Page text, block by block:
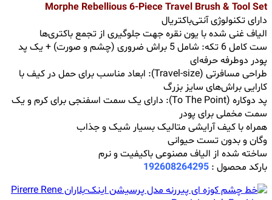
Morphe Rebellious 6-Piece Travel Brush & Tool Set
دارای تکنولوژی آنتی‌باکتریال
الیاف غنی شده با یون نقره جهت جلوگیری از تجمع باکتری‌ها
ست کامل 6 تکه: شامل 5 براش ضروری (چشم و صورت) + یک پد
پودر دوطرفه حرفه‌ای
طراحی مسافرتی (Travel-size): ابعاد مناسب برای حمل در کیف با
کارایی براش‌های سایز بزرگ
پد دوکاره (To The Point): دارای یک سمت اسفنجی برای کرم و یک
سمت مخملی برای پودر
همراه با کیف آرایشی متالیک بسیار شیک و جذاب
وگان و بدون تست حیوانی
ساخته شده از الیاف مصنوعی باکیفیت و نرم
بارکد محصول : 192608264295